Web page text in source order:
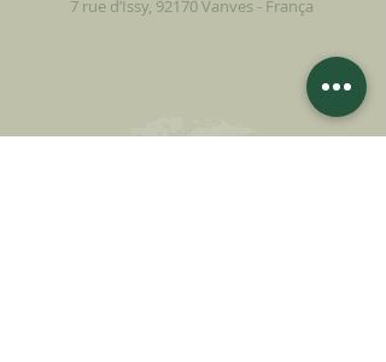
7 rue d’Issy, 92170 Vanves - França